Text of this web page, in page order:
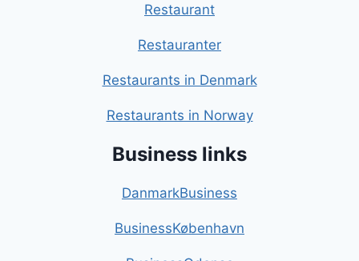
Restaurant
Restauranter
Restaurants in Denmark
Restaurants in Norway
Business links
DanmarkBusiness
BusinessKøbenhavn